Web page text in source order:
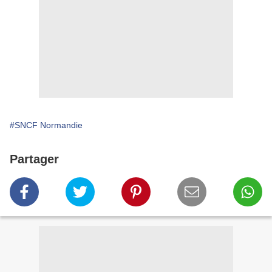
#SNCF Normandie
Partager